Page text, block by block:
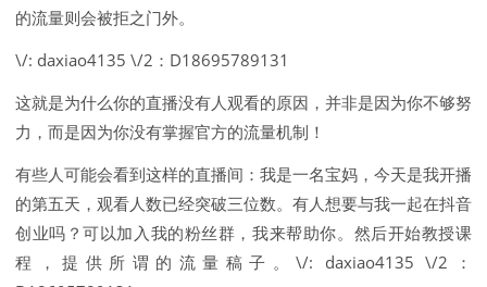
的流量则会被拒之门外。
\/: daxiao4135 \/2：D18695789131
这就是为什么你的直播没有人观看的原因，并非是因为你不够努
力，而是因为你没有掌握官方的流量机制！
有些人可能会看到这样的直播间：我是一名宝妈，今天是我开播
的第五天，观看人数已经突破三位数。有人想要与我一起在抖音
创业吗？可以加入我的粉丝群，我来帮助你。然后开始教授课
程，提供所谓的流量稿子。\/: daxiao4135 \/2：